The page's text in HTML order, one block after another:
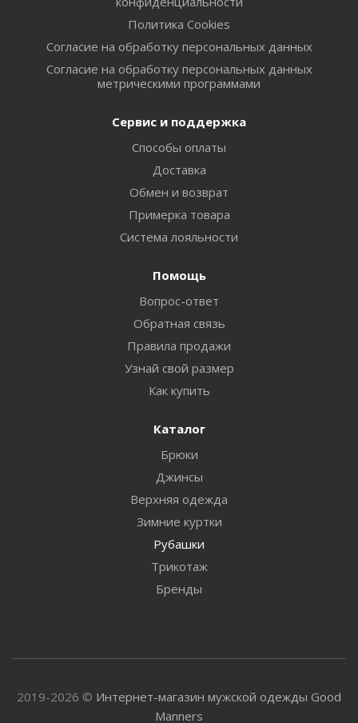
Политика Cookies
Согласие на обработку персональных данных
Согласие на обработку персональных данных
метрическими программами
Сервис и поддержка
Способы оплаты
Доставка
Обмен и возврат
Примерка товара
Система лояльности
Помощь
Вопрос-ответ
Обратная связь
Правила продажи
Узнай свой размер
Как купить
Каталог
Брюки
Джинсы
Верхняя одежда
Зимние куртки
Рубашки
Трикотаж
Бренды
2019-2026 © Интернет-магазин мужской одежды Good
Manners